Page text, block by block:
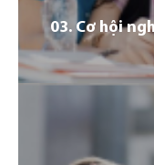
03. Cơ hội